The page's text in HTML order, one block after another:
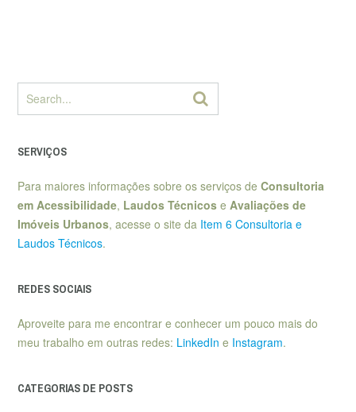
SERVIÇOS
Para maiores informações sobre os serviços de Consultoria
em Acessibilidade, Laudos Técnicos e Avaliações de
Imóveis Urbanos, acesse o site da Item 6 Consultoria e
Laudos Técnicos.
REDES SOCIAIS
Aproveite para me encontrar e conhecer um pouco mais do
meu trabalho em outras redes: LinkedIn e Instagram.
CATEGORIAS DE POSTS